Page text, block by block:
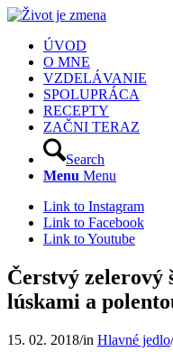
ÚVOD
O MNE
VZDELÁVANIE
SPOLUPRÁCA
RECEPTY
ZAČNI TERAZ
Search
Menu Menu
Link to Instagram
Link to Facebook
Link to Youtube
Čerstvý zelerový
lúskami a
15. 02. 2018/in Hlavné jedlo/